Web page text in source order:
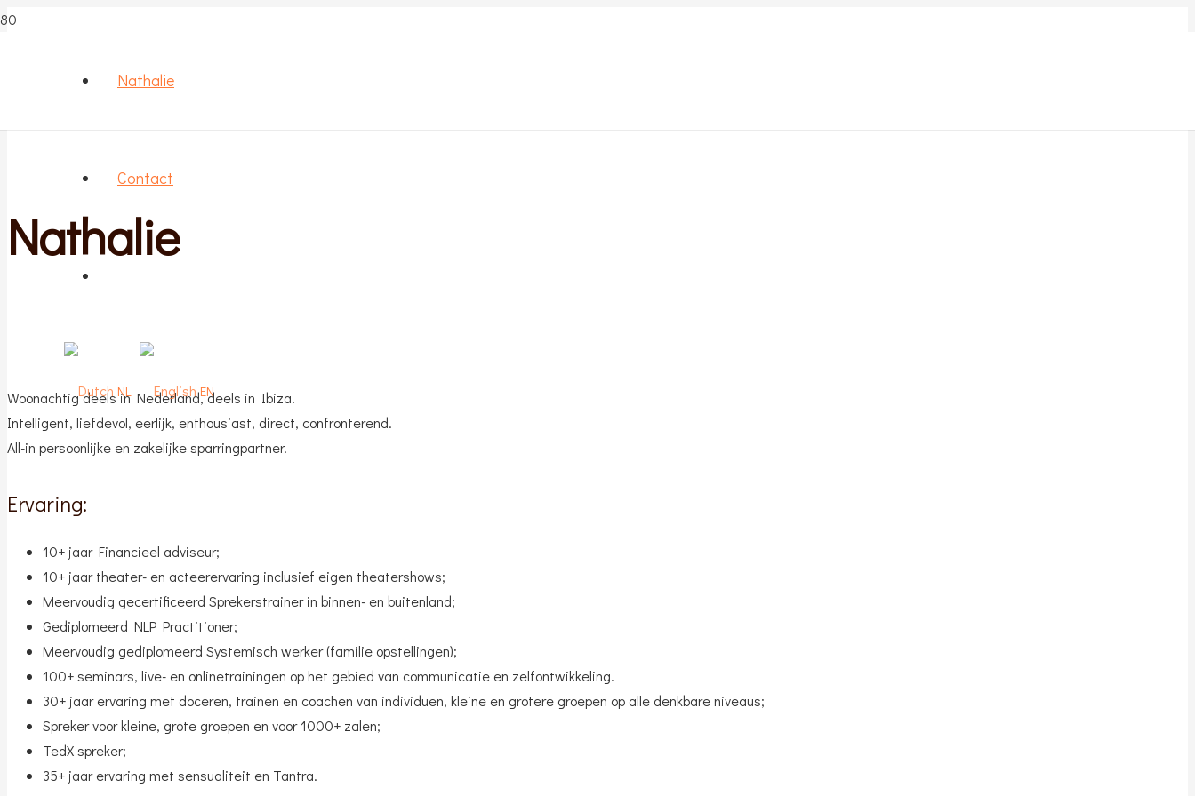
Nathalie
Contact
NL EN
Nathalie
Woonachtig deels in Nederland, deels in Ibiza.
Intelligent, liefdevol, eerlijk, enthousiast, direct, confronterend.
All-in persoonlijke en zakelijke sparringpartner.
Ervaring:
10+ jaar Financieel adviseur;
10+ jaar theater- en acteerervaring inclusief eigen theatershows;
Meervoudig gecertificeerd Sprekerstrainer in binnen- en buitenland;
Gediplomeerd NLP Practitioner;
Meervoudig gediplomeerd Systemisch werker (familie opstellingen);
100+ seminars, live- en onlinetrainingen op het gebied van communicatie en zelfontwikkeling.
30+ jaar ervaring met doceren, trainen en coachen van individuen, kleine en grotere groepen op alle denkbare niveaus;
Spreker voor kleine, grote groepen en voor 1000+ zalen;
TedX spreker;
35+ jaar ervaring met sensualiteit en Tantra.